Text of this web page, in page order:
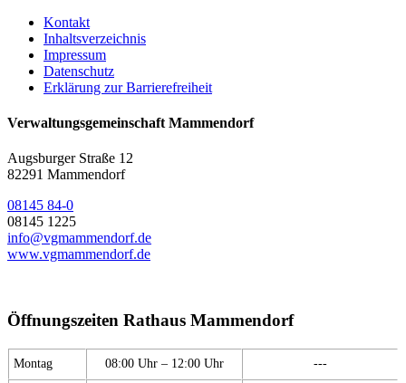
Kontakt
Inhaltsverzeichnis
Impressum
Datenschutz
Erklärung zur Barrierefreiheit
Verwaltungsgemeinschaft Mammendorf
Augsburger Straße 12
82291 Mammendorf
08145 84-0
08145 1225
info@vgmammendorf.de
www.vgmammendorf.de
Öffnungszeiten Rathaus Mammendorf
Montag 08:00 Uhr – 12:00 Uhr ---